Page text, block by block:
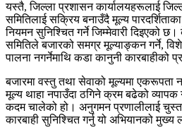
यस्तै, जिल्ला प्रशासन कार्यालयहरूलाई
समितिलाई सक्रिय बनाउँदै मूल्य
नियमन सुनिश्चित गर्ने जिम्मेवारी दिइएको
समितिले बजारको समग्र मूल्याङ्कन गर्ने,
पालना नगर्नेमाथि कडा कानुनी कारबाहीको
बजारमा वस्तु तथा सेवाको मूल्यमा एकरूपता
मूल्य थाहा नपाउँदा ठगिने क्रम बढेको
कदम चालेको हो। अनुगमन प्रणालीलाई चुस्त
कारबाही सुनिश्चित गर्नु यो अभियानको मुख्य